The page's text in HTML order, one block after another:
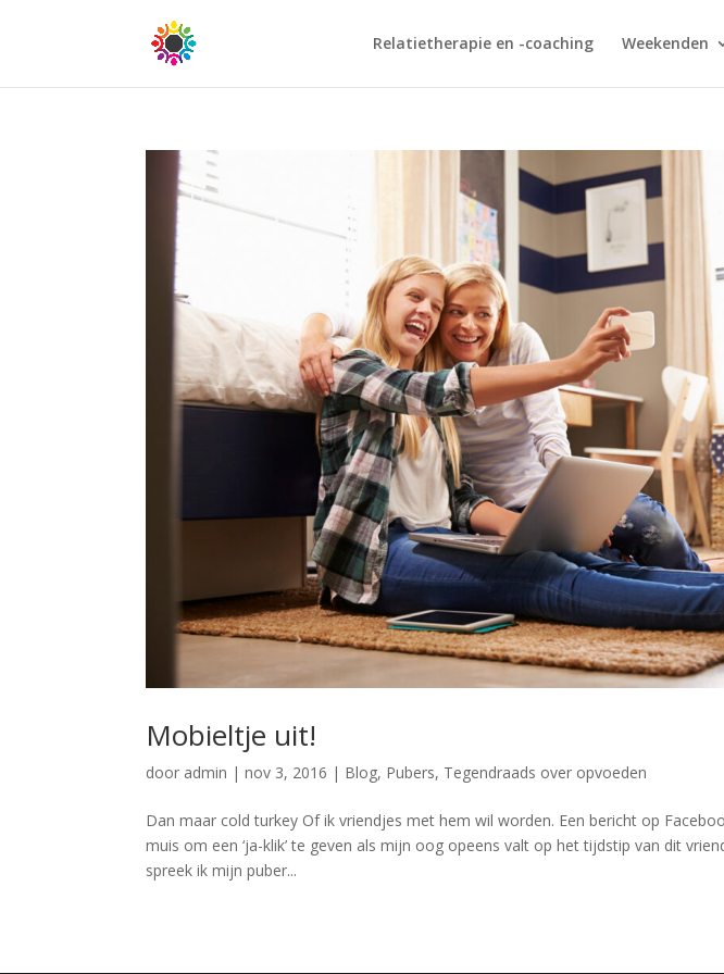
Relatietherapie en -coaching Weekenden
Mobieltje uit!
door admin |nov 3, 2016 | Blog, Pubers, Tegendraads over opvoeden
Dan maar cold turkey Of ik vriendjes met hem wil worden. Een bericht op
muis om een ‘ja-klik’ te geven als mijn oog opeens valt op het tijdstip van dit
spreek ik mijn puber...